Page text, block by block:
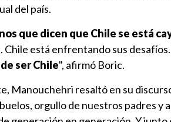
del país.
que dicen que Chile se está
Chile está enfrentando sus desafíos.
ser Chile", afirmó Boric.
Manouchehri resaltó en su
orgullo de nuestros padres y